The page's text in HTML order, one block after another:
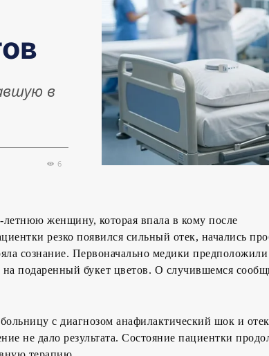
в
6
летнюю женщину, которая впала в кому после
резко появился сильный отек, начались
сознание. Первоначально медики предположили
подаренный букет цветов. О случившемся
с диагнозом анафилактический шок и отек
не дало результата. Состояние пациентки